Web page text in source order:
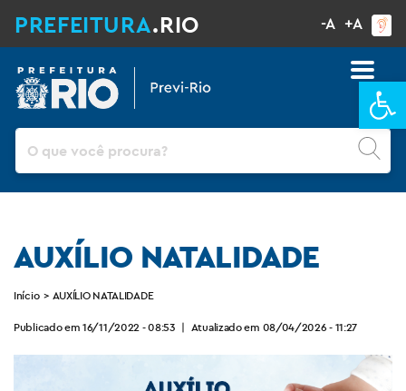
PREFEITURA.RIO -A +A
AUXÍLIO NATALIDADE
Início > AUXÍLIO NATALIDADE
Publicado em 16/11/2022 - 08:53 | Atualizado em 08/04/2026 - 11:27